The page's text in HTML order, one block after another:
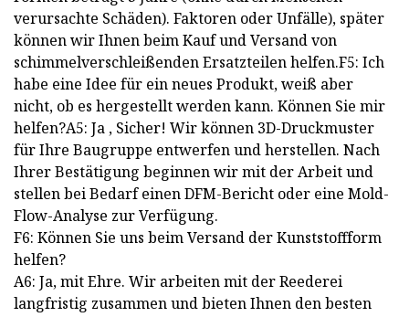
verursachte Schäden). Faktoren oder Unfälle), später
können wir Ihnen beim Kauf und Versand von
schimmelverschleißenden Ersatzteilen helfen.F5: Ich
habe eine Idee für ein neues Produkt, weiß aber
nicht, ob es hergestellt werden kann. Können Sie mir
helfen?A5: Ja , Sicher! Wir können 3D-Druckmuster
für Ihre Baugruppe entwerfen und herstellen. Nach
Ihrer Bestätigung beginnen wir mit der Arbeit und
stellen bei Bedarf einen DFM-Bericht oder eine Mold-
Flow-Analyse zur Verfügung.
F6: Können Sie uns beim Versand der Kunststoffform
helfen?
A6: Ja, mit Ehre. Wir arbeiten mit der Reederei
langfristig zusammen und bieten Ihnen den besten